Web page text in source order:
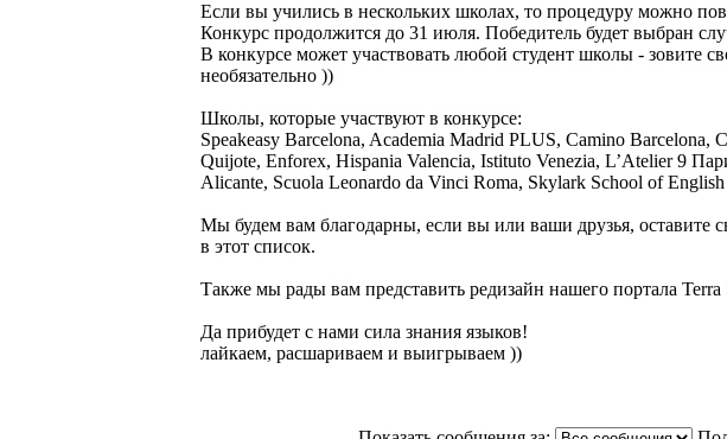
Если вы учились в нескольких школах, то процедуру можно
Конкурс продолжится до 31 июля. Победитель будет выбран
В конкурсе может участвовать любой студент школы - зовите
необязательно ))
Школы, которые участвуют в конкурсе:
Speakeasy Barcelona, Academia Madrid PLUS, Camino
Quijote, Enforex, Hispania Valencia, Istituto Venezia, L’Atelier 9
Alicante, Scuola Leonardo da Vinci Roma, Skylark School of
Мы будем вам благодарны, если вы или ваши друзья,
в этот список.
Также мы рады вам представить редизайн нашего портала
Да прибудет с нами сила знания языков!
лайкаем, расшариваем и выигрываем ))